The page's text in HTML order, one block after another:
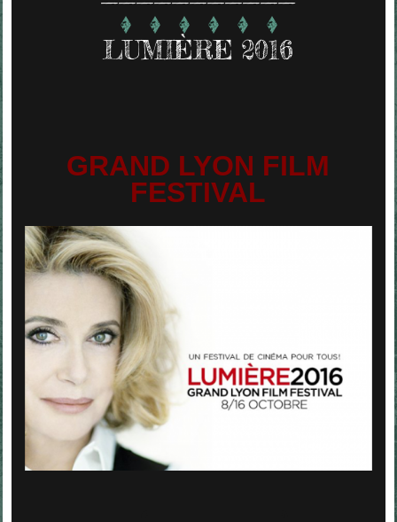
LUMIÈRE 2016
GRAND LYON FILM
FESTIVAL